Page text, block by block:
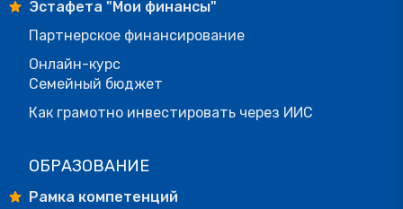
Эстафета "Мои финансы"
Партнерское финансирование
Онлайн-курс
Семейный бюджет
Как грамотно инвестировать через ИИС
ОБРАЗОВАНИЕ
Рамка компетенций